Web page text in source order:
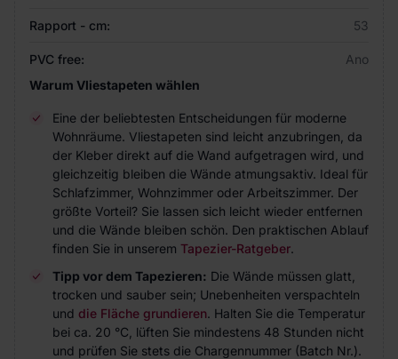
Rapport - cm: 53
PVC free:
Ano
Warum Vliestapeten wählen
Eine der beliebtesten Entscheidungen für moderne
Wohnräume. Vliestapeten sind leicht anzubringen, da
der Kleber direkt auf die Wand aufgetragen wird, und
gleichzeitig bleiben die Wände atmungsaktiv. Ideal für
Schlafzimmer, Wohnzimmer oder Arbeitszimmer. Der
größte Vorteil? Sie lassen sich leicht wieder entfernen
und die Wände bleiben schön. Den praktischen Ablauf
finden Sie in unserem Tapezier-Ratgeber.
Tipp vor dem Tapezieren: Die Wände müssen glatt,
trocken und sauber sein; Unebenheiten verspachteln
und die Fläche grundieren. Halten Sie die Temperatur
bei ca. 20 °C, lüften Sie mindestens 48 Stunden nicht
und prüfen Sie stets die Chargennummer (Batch Nr.).